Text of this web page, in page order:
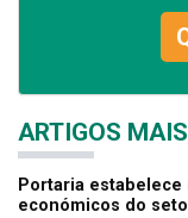
ARTIGOS
Portaria
económicos do